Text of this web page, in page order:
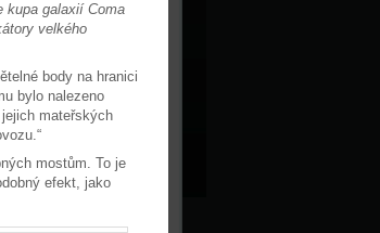
kupa galaxií Coma
velkého
body na hranici
bylo nalezeno
mateřských
mostům. To je
efekt, jako